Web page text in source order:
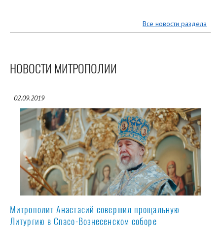
Все новости раздела
НОВОСТИ МИТРОПОЛИИ
02.09.2019
Митрополит Анастасий совершил прощальную
Литургию в Спасо-Вознесенском соборе